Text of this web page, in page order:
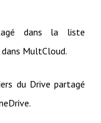
dans la liste
dans MultCloud.
du Drive partagé